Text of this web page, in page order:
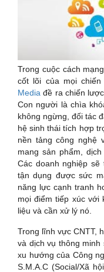
Trong cuộc cách
cốt lõi của mọi
Media đề ra chiến
Con người là chìa
không ngừng, đối tác
hệ sinh thái tích hợp
nền tảng công nghệ
mang sản phẩm,
Các doanh nghiệp
tận dụng được sức
năng lực cạnh tranh
mọi điểm tiếp xúc với
liệu và cần xử lý nó.
Trong lĩnh vực CNTT,
và dịch vụ thông
xu hướng của Công
S.M.A.C (Social/Xã